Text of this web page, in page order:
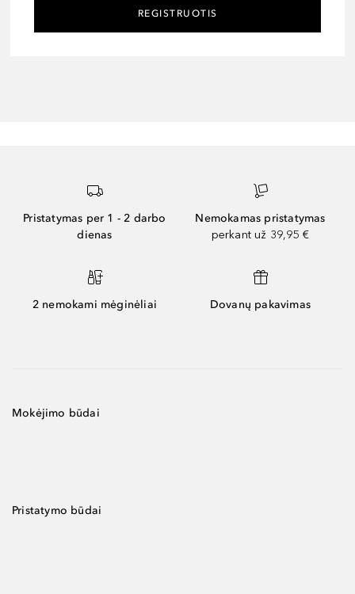
REGISTRUOTIS
Pristatymas per 1 - 2 darbo
dienas
Nemokamas pristatymas
perkant už 39,95 €
2 nemokami mėginėliai Dovanų pakavimas
Mokėjimo būdai
Pristatymo būdai